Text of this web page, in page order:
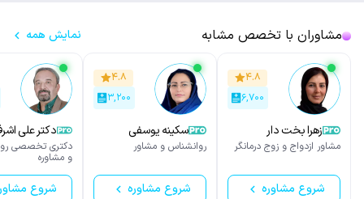
مشاوران با تخصص مشابه نمایش همه
۴.۸
۶,۷۰۰
زهرا بخت دار
مشاور ازدواج و زوج درمانگر
شروع مشاوره
۴.۸
۳,۲۰۰
سکینه یوسفی
روانشناس و مشاور
شروع مشاوره
دکتر علی
نورمحمدی
دکتری تخصصی
و مشاوره
شروع